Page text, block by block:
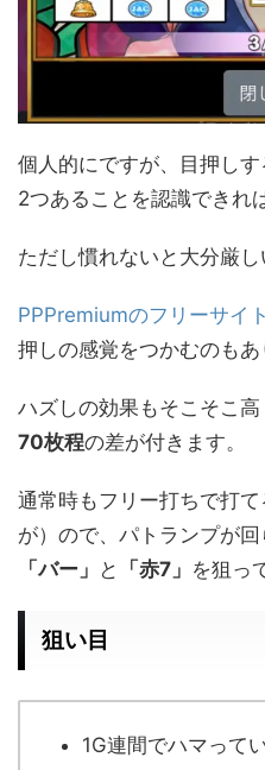
個人的にですが、目押しす
2つあることを認識できれ
ただし慣れないと大分厳し
PPPremiumのフリーサイト
押しの感覚をつかむのもあ
ハズしの効果もそこそこ
70枚程の差が付きます。
通常時もフリー打ちで打
が）ので、パトランプが
「バー」 と 「赤7」 を狙っ
狙い目
1G連間でハマって